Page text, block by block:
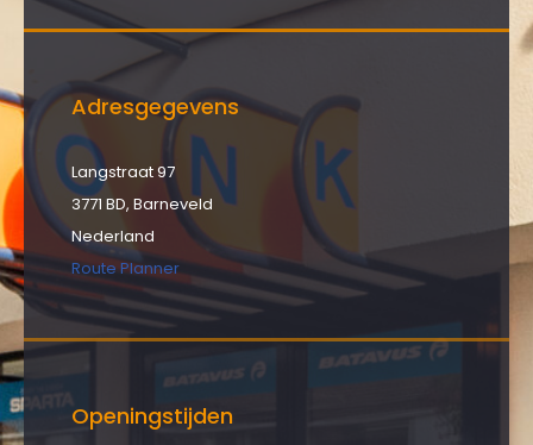
Adresgegevens
Langstraat 97
3771 BD, Barneveld
Nederland
Route Planner
Openingstijden